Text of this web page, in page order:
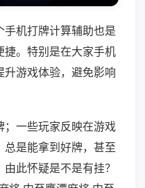
手机打牌计算辅助也是
捷。特别是在大家手机
游戏体验，避免影响
；一些玩家反映在游戏
是能拿到好牌，甚至
此怀疑是不是有挂？